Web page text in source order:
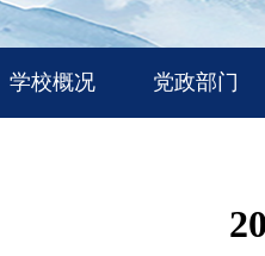
学校概况 党政部门